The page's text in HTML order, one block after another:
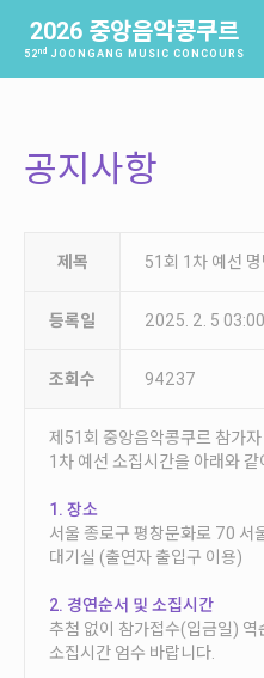
2026 중앙음악콩쿠르
52nd JOONGANG MUSIC CONCOURS
소개
역사
역대수상자
과제곡 및 요강
참가신청 및 확인
참가신청확인
본선진출자 및 결과
안내
공지사항
자주묻는질문
입상자소식
공지사항
제목 51회 1차 예선
등록일 2025. 2. 5
조회수 94237
제51회 중앙음악콩쿠르 참가
1차 예선 소집시간을 아래와
1. 장소
서울 종로구 평창문화로 70 서
대기실 (출연자 출입구 이용)
2. 경연순서 및 소집시간
추첨 없이 참가접수(입금일)
소집시간 엄수 바랍니다.